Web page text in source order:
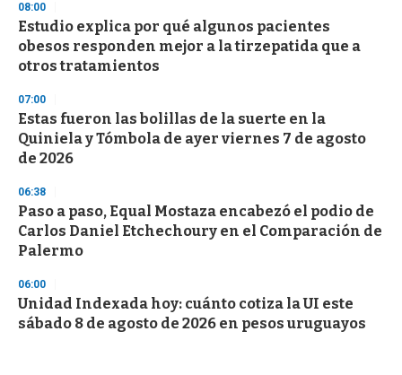
08:00
Estudio explica por qué algunos pacientes
obesos responden mejor a la tirzepatida que a
otros tratamientos
07:00
Estas fueron las bolillas de la suerte en la
Quiniela y Tómbola de ayer viernes 7 de agosto
de 2026
06:38
Paso a paso, Equal Mostaza encabezó el podio de
Carlos Daniel Etchechoury en el Comparación de
Palermo
06:00
Unidad Indexada hoy: cuánto cotiza la UI este
sábado 8 de agosto de 2026 en pesos uruguayos